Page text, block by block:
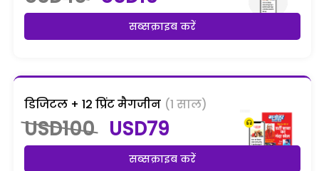
सब्सक्राइब करें
डिजिटल + 12 प्रिंट मैगजीन (1 साल)
USD100 USD79
सब्सक्राइब करें